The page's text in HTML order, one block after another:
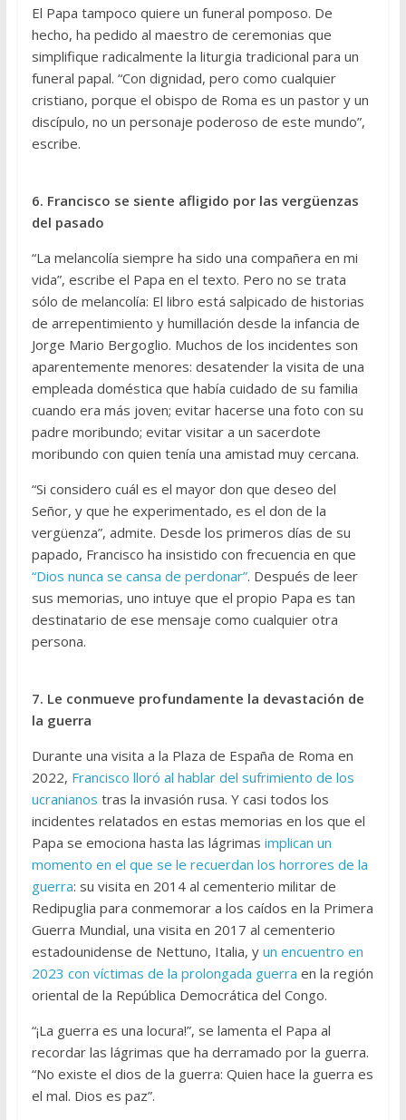
El Papa tampoco quiere un funeral pomposo. De
hecho, ha pedido al maestro de ceremonias que
simplifique radicalmente la liturgia tradicional para un
funeral papal. “Con dignidad, pero como cualquier
cristiano, porque el obispo de Roma es un pastor y un
discípulo, no un personaje poderoso de este mundo”,
escribe.
6. Francisco se siente afligido por las vergüenzas
del pasado
“La melancolía siempre ha sido una compañera en mi
vida”, escribe el Papa en el texto. Pero no se trata
sólo de melancolía: El libro está salpicado de historias
de arrepentimiento y humillación desde la infancia de
Jorge Mario Bergoglio. Muchos de los incidentes son
aparentemente menores: desatender la visita de una
empleada doméstica que había cuidado de su familia
cuando era más joven; evitar hacerse una foto con su
padre moribundo; evitar visitar a un sacerdote
moribundo con quien tenía una amistad muy cercana.
“Si considero cuál es el mayor don que deseo del
Señor, y que he experimentado, es el don de la
vergüenza”, admite. Desde los primeros días de su
papado, Francisco ha insistido con frecuencia en que
“Dios nunca se cansa de perdonar”. Después de leer
sus memorias, uno intuye que el propio Papa es tan
destinatario de ese mensaje como cualquier otra
persona.
7. Le conmueve profundamente la devastación de
la guerra
Durante una visita a la Plaza de España de Roma en
2022, Francisco lloró al hablar del sufrimiento de los
ucranianos tras la invasión rusa. Y casi todos los
incidentes relatados en estas memorias en los que el
Papa se emociona hasta las lágrimas implican un
momento en el que se le recuerdan los horrores de la
guerra: su visita en 2014 al cementerio militar de
Redipuglia para conmemorar a los caídos en la Primera
Guerra Mundial, una visita en 2017 al cementerio
estadounidense de Nettuno, Italia, y un encuentro en
2023 con víctimas de la prolongada guerra en la región
oriental de la República Democrática del Congo.
“¡La guerra es una locura!”, se lamenta el Papa al
recordar las lágrimas que ha derramado por la guerra.
“No existe el dios de la guerra: Quien hace la guerra es
el mal. Dios es paz”.